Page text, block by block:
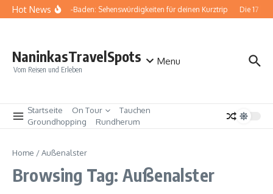
Zum Inhalt springen
Hot NewsBaden-Baden: Sehenswürdigkeiten für deinen Kurztrip Die 17
NaninkasTravelSpots
Vom Reisen und Erleben
Menu
Startseite On Tour
Tauchen
Groundhopping
Rundherum
Home /Außenalster
Browsing Tag: Außenalster